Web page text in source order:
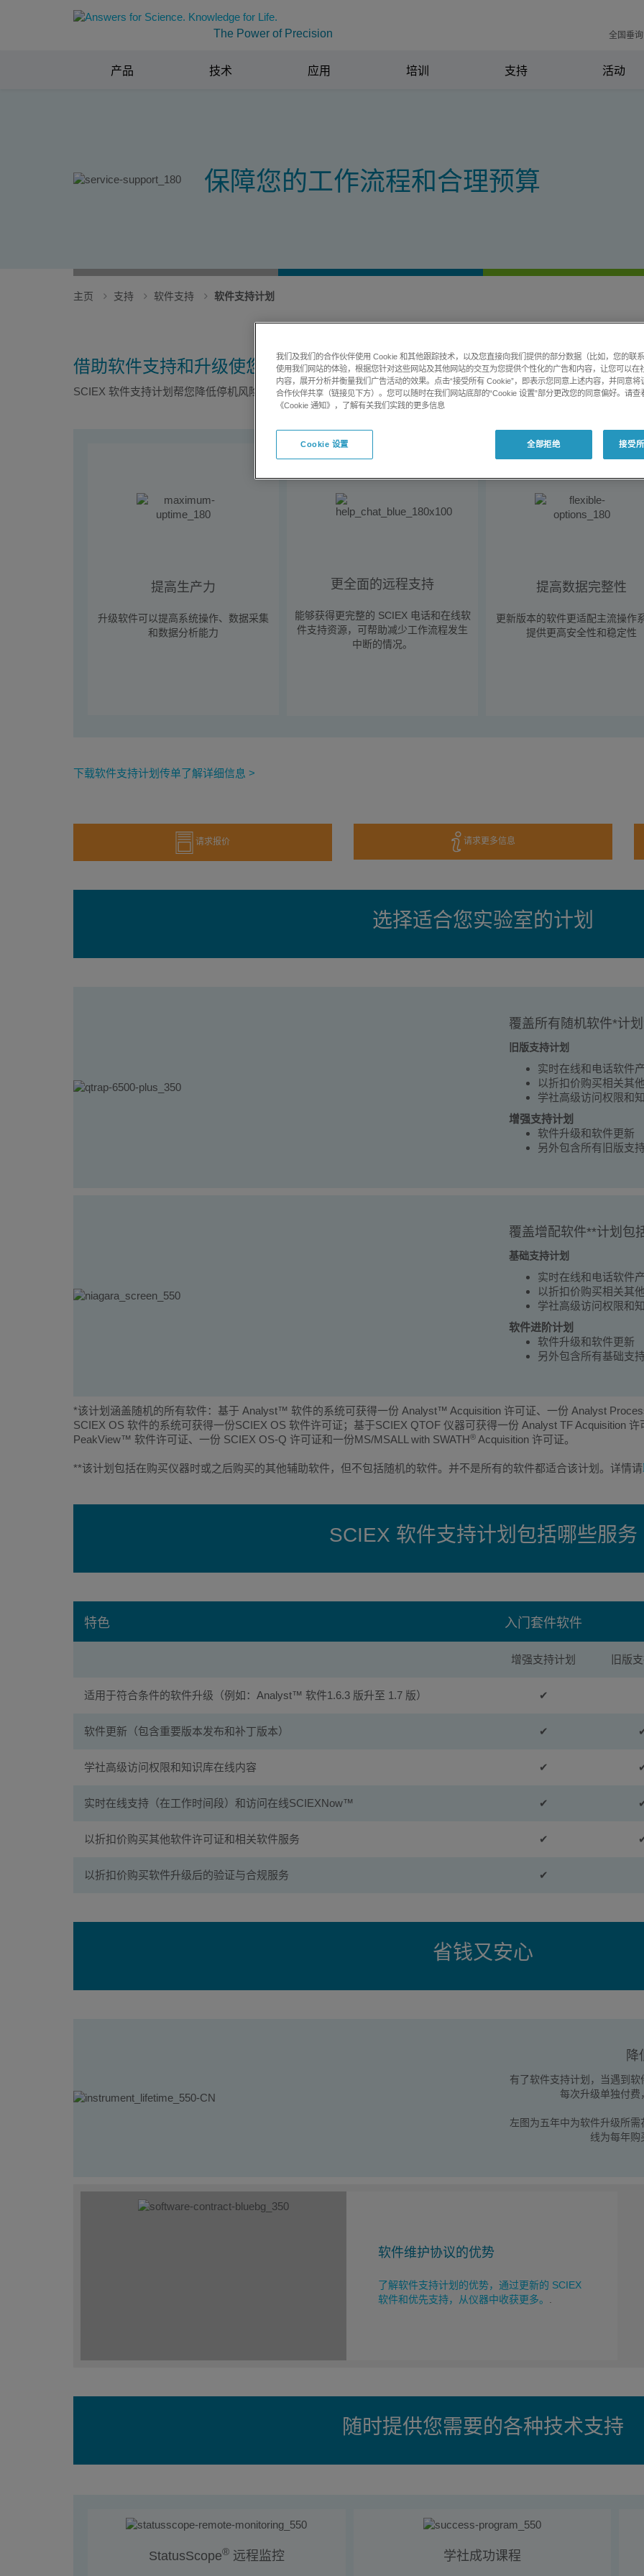
The Power of Precision 全国垂
产品 技术 应用 培训 支持 活动
保障您的工作流程和合理预算
主页 支持 软件支持 软件支持计划
借助软件支持和升级使您的实验室从容应对未来挑战
SCIEX 软件支持计划帮您降低停机风险，提高生产力同时减少您在软件升级上的资金和更多应用支持
提高生产力
升级软件可以提高系统操作、数据采集
和数据分析能力
更全面的远程支持
能够获得更完整的 SCIEX 电话和在线软
件支持资源，可帮助减少工作流程发生
中断的情况。
提高数据完整性
更新版本的软件更适配主流操作
提供更高安全性和稳定性
下载软件支持计划传单了解详细信息 >
请求报价 请求更多信息
选择适合您实验室的计划
覆盖所有随机软件*计划
旧版支持计划
实时在线和电话软件
以折扣价购买相关其
学社高级访问权限和
增强支持计划
软件升级和软件更新
另外包含所有旧版支
覆盖增配软件**计划包
基础支持计划
实时在线和电话软件
以折扣价购买相关其
学社高级访问权限和
软件进阶计划
软件升级和软件更新
另外包含所有基础支
*该计划涵盖随机的所有软件：基于 Analyst™ 软件的系统可获得一份 Analyst™ Acquisition 许可证、一份 Analyst
SCIEX OS 软件的系统可获得一份SCIEX OS 软件许可证；基于SCIEX QTOF 仪器可获得一份 Analyst TF Acquisition
PeakView™ 软件许可证、一份 SCIEX OS-Q 许可证和一份MS/MSALL with SWATH® Acquisition 许可证。
**该计划包括在购买仪器时或之后购买的其他辅助软件，但不包括随机的软件。并不是所有的软件都适合该计划。详情请
SCIEX 软件支持计划包括哪些服务
特色 入门套件软件
增强支持计划 旧版
适用于符合条件的软件升级（例如：Analyst™ 软件1.6.3 版升至 1.7 版） ✔
软件更新（包含重要版本发布和补丁版本） ✔
学社高级访问权限和知识库在线内容 ✔
实时在线支持（在工作时间段）和访问在线SCIEXNow™ ✔
以折扣价购买其他软件许可证和相关软件服务 ✔
以折扣价购买软件升级后的验证与合规服务 ✔
省钱又安心
降
有了软件支持计划，当遇到
每次升级单独付费
左图为五年中为软件升级所
线为每年购
软件维护协议的优势
了解软件支持计划的优势，通过更新的 SCIEX
软件和优先支持，从仪器中收获更多。
随时提供您需要的各种技术支持
StatusScope®远程监控 学社成功课程
我们及我们的合作伙伴使用 Cookie 和其他跟踪技术，以及您直接向我们提供的部分数据（比如，您的联
使用我们网站的体验，根据您针对这些网站及其他网站的交互为您提供个性化的广告和内容，让您可以在
内容，展开分析并衡量我们广告活动的效果。点击“接受所有 Cookie”，即表示您同意上述内容，并同意将
合作伙伴共享（链接见下方）。您可以随时在我们网站底部的“Cookie 设置”部分更改您的同意偏好。请查
《Cookie 通知》，了解有关我们实践的更多信息
Cookie 设置 全部拒绝 接受